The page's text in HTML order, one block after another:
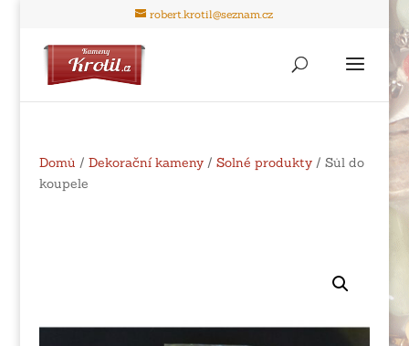
robert.krotil@seznam.cz
Domů / Dekorační kameny/ Solné produkty/ Sůl do
koupele